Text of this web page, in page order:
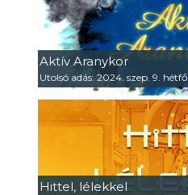
Aktív Aranykor
Utolsó adás: 2024. szep. 9. hétfő
Hittel, lélekkel